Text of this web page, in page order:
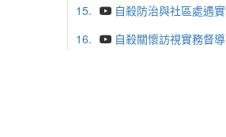
15.
自殺防治與社區處遇
16.
自殺關懷訪視實務督